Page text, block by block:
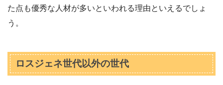
た点も優秀な人材が多いといわれる理由といえるでしょ
う。
ロスジェネ世代以外の世代